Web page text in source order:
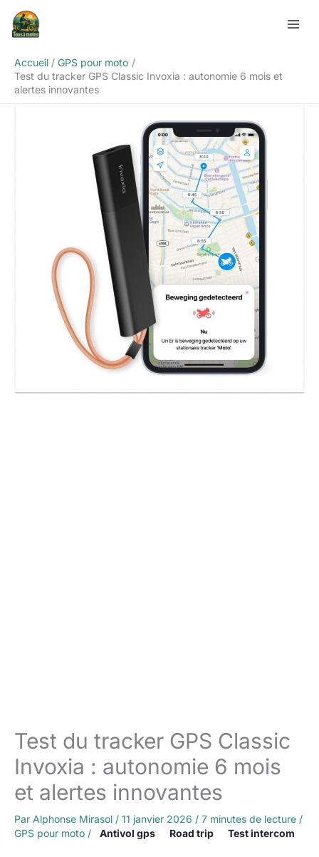
Accueil
GPS pour moto
Test du tracker GPS Classic Invoxia : autonomie 6 mois et
alertes innovantes
Test du tracker GPS Classic
Invoxia : autonomie 6 mois
et alertes innovantes
Par Alphonse Mirasol / 11 janvier 2026 / 7 minutes de lecture /
GPS pour moto / Antivol gps Road trip Test intercom
Rechercher